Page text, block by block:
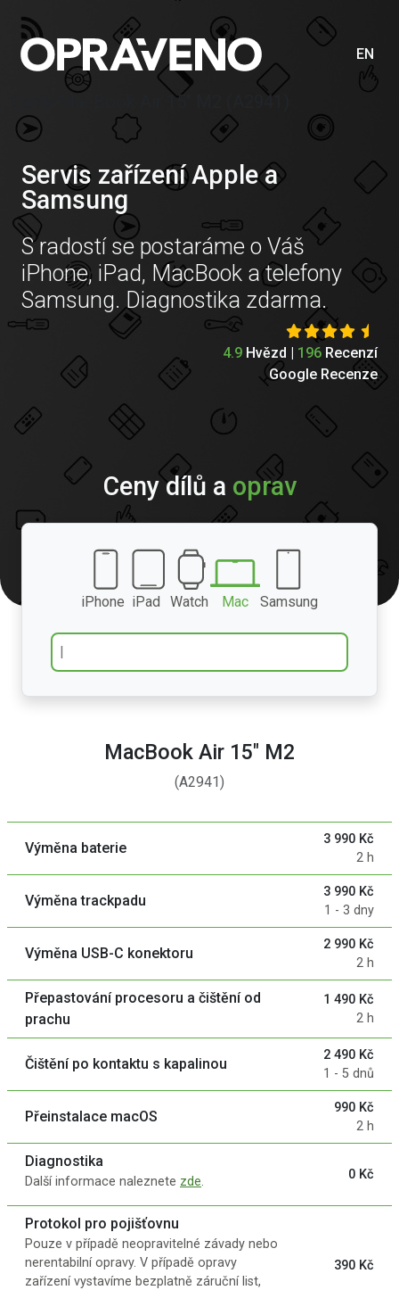
EN
Ceník MacBook Air 15″ M2 (A2941)
Servis zařízení Apple a
Samsung
S radostí se postaráme o Váš
iPhone, iPad, MacBook a telefony
Samsung. Diagnostika zdarma.
4.9 Hvězd | 196 Recenzí
Google Recenze
Ceny dílů a oprav
iPhone iPad Watch Mac Samsung
MacBook Air 15″ M2
(A2941)
Výměna baterie
3 990 Kč
2 h
Výměna trackpadu
3 990 Kč
1 - 3 dny
Výměna USB-C konektoru
2 990 Kč
2 h
Přepastování procesoru a čištění od
prachu
1 490 Kč
2 h
Čištění po kontaktu s kapalinou
2 490 Kč
1 - 5 dnů
Přeinstalace macOS
990 Kč
2 h
Diagnostika
Další informace naleznete zde. 0 Kč
Protokol pro pojišťovnu
Pouze v případě neopravitelné závady nebo
nerentabilní opravy. V případě opravy
zařízení vystavíme bezplatně záruční list,
390 Kč